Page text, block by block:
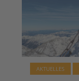
AKTUELLES